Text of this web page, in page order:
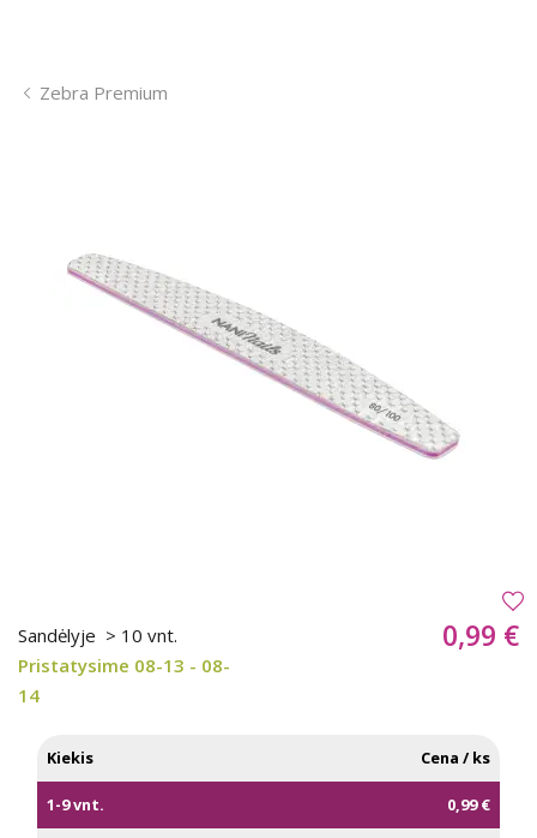
Zebra Premium
Sandėlyje > 10 vnt.
Pristatysime 08-13 - 08-
14
0,99 €
Kiekis Cena / ks
1-9 vnt. 0,99 €